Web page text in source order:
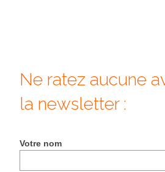
Tokyo
Malaisie
Ne ratez aucune
la newsletter :
Votre nom